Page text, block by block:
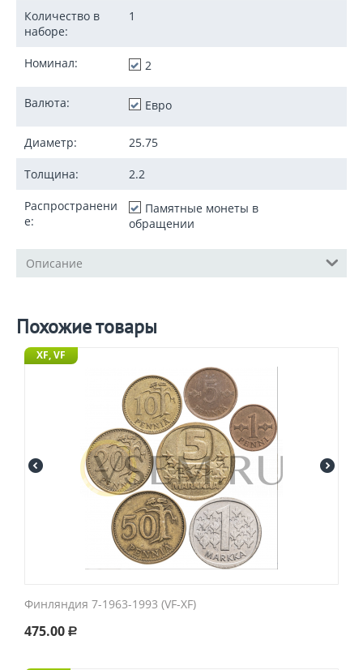
Количество в
наборе:
1
Номинал: 2
Валюта: Евро
Диаметр: 25.75
Толщина: 2.2
Распространени
е:
Памятные монеты в
обращении
Описание
Похожие товары
XF, VF
Финляндия 7-1963-1993 (VF-XF)
475.00 Р